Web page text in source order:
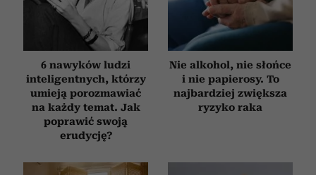
6 nawyków ludzi
inteligentnych, którzy
umieją porozmawiać
na każdy temat. Jak
poprawić swoją
erudycję?
Nie alkohol, nie słońce
i nie papierosy. To
najbardziej zwiększa
ryzyko raka